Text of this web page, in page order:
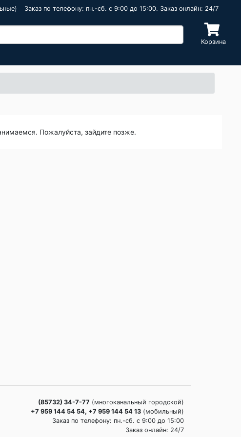
Заказ по телефону: пн.-сб. c 9:00 до 15:00. Заказ онлайн: 24/7
Корзина
Пожалуйста, зайдите позже.
(85732) 34-7-77 (многоканальный городской)
+7 959 144 54 54, +7 959 144 54 13 (мобильный)
Заказ по телефону: пн.-сб. c 9:00 до 15:00
Заказ онлайн: 24/7